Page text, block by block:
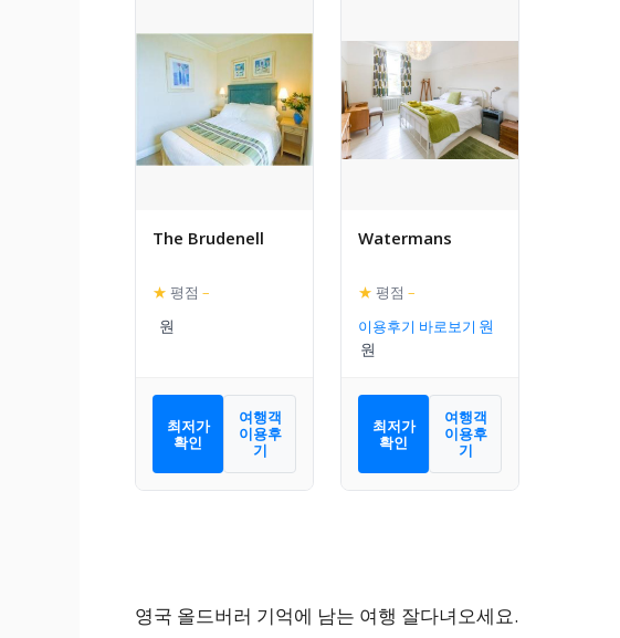
The Brudenell
★ 평점 –
최저가
확인
여행객
이용후
기
Watermans
★ 평점 –
이용후기 바로보기
최저가
확인
여행객
이용후
기
영국 올드버러 기억에 남는 여행 잘다녀오세요.